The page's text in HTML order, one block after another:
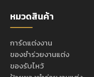
หมวดสินค้า
การ์ดแต่งงาน
ของชำร่วยงานแต่ง
ของรับไหว้